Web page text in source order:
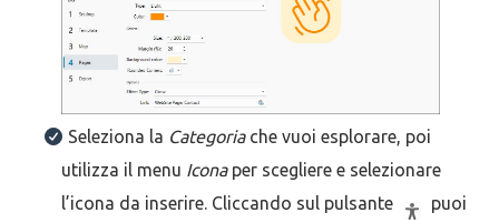
Seleziona la Categoria che vuoi esplorare, poi
utilizza il menu Icona per scegliere e selezionare
l’icona da inserire. Cliccando sul pulsante
puoi